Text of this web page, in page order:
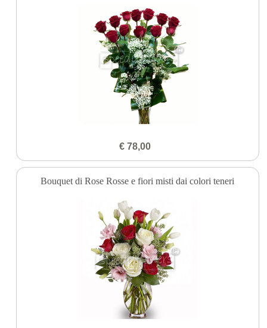
€ 78,00
Bouquet di Rose Rosse e fiori misti dai colori teneri